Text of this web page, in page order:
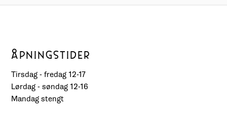
ÅPNINGSTIDER
Tirsdag - fredag 12-17
Lørdag - søndag 12-16
Mandag stengt